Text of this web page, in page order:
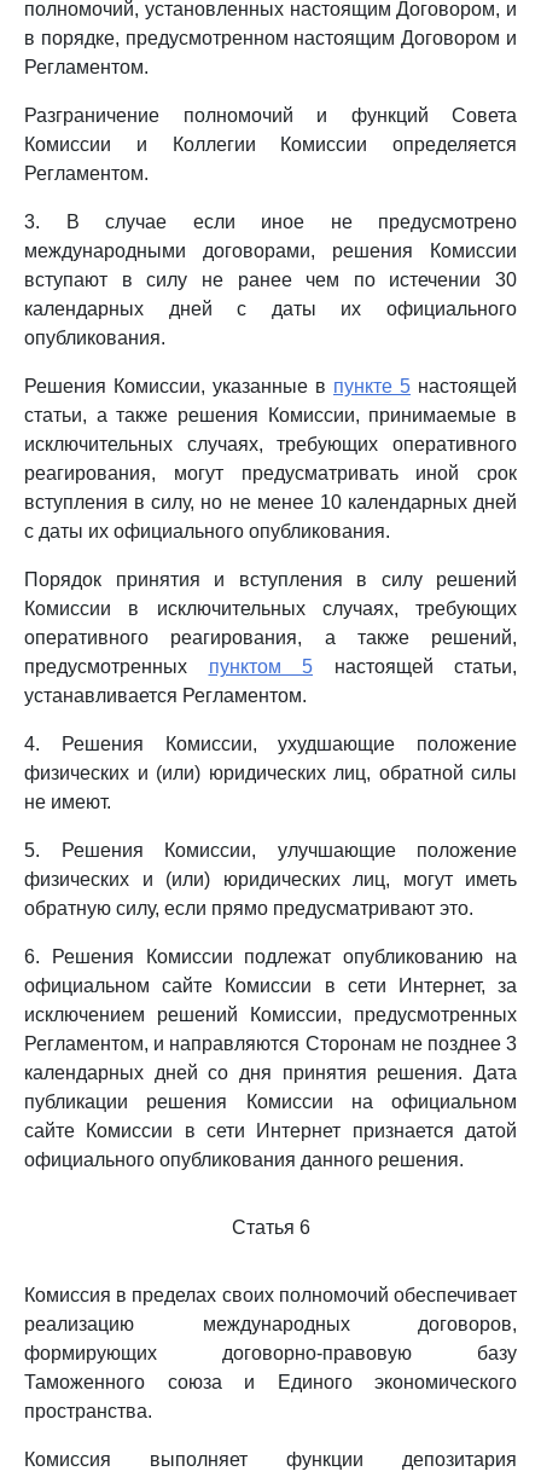
полномочий, установленных настоящим Договором, и
в порядке, предусмотренном настоящим Договором и
Регламентом.
Разграничение полномочий и функций Совета
Комиссии и Коллегии Комиссии определяется
Регламентом.
3. В случае если иное не предусмотрено
международными договорами, решения Комиссии
вступают в силу не ранее чем по истечении 30
календарных дней с даты их официального
опубликования.
Решения Комиссии, указанные в пункте 5 настоящей
статьи, а также решения Комиссии, принимаемые в
исключительных случаях, требующих оперативного
реагирования, могут предусматривать иной срок
вступления в силу, но не менее 10 календарных дней
с даты их официального опубликования.
Порядок принятия и вступления в силу решений
Комиссии в исключительных случаях, требующих
оперативного реагирования, а также решений,
предусмотренных пунктом 5 настоящей статьи,
устанавливается Регламентом.
4. Решения Комиссии, ухудшающие положение
физических и (или) юридических лиц, обратной силы
не имеют.
5. Решения Комиссии, улучшающие положение
физических и (или) юридических лиц, могут иметь
обратную силу, если прямо предусматривают это.
6. Решения Комиссии подлежат опубликованию на
официальном сайте Комиссии в сети Интернет, за
исключением решений Комиссии, предусмотренных
Регламентом, и направляются Сторонам не позднее 3
календарных дней со дня принятия решения. Дата
публикации решения Комиссии на официальном
сайте Комиссии в сети Интернет признается датой
официального опубликования данного решения.
Статья 6
Комиссия в пределах своих полномочий обеспечивает
реализацию международных договоров,
формирующих договорно-правовую базу
Таможенного союза и Единого экономического
пространства.
Комиссия выполняет функции депозитария